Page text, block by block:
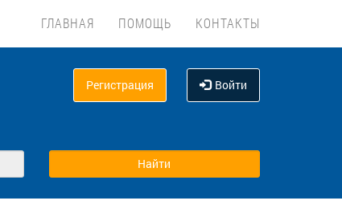
ГЛАВНАЯ ПОМОЩЬ КОНТАКТЫ
Регистрация Войти